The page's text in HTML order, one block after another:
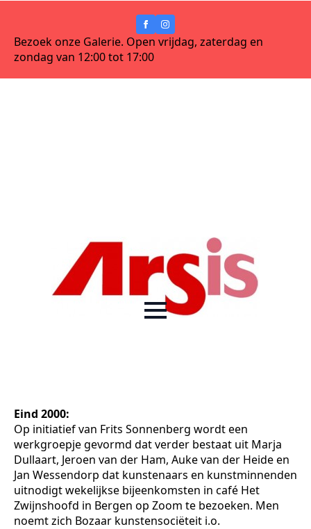
Bezoek onze Galerie. Open vrijdag, zaterdag en
zondag van 12:00 tot 17:00
Eind 2000:
Op initiatief van Frits Sonnenberg wordt een
werkgroepje gevormd dat verder bestaat uit Marja
Dullaart, Jeroen van der Ham, Auke van der Heide en
Jan Wessendorp dat kunstenaars en kunstminnenden
uitnodigt wekelijkse bijeenkomsten in café Het
Zwijnshoofd in Bergen op Zoom te bezoeken. Men
noemt zich Bozaar kunstensociëteit i.o.